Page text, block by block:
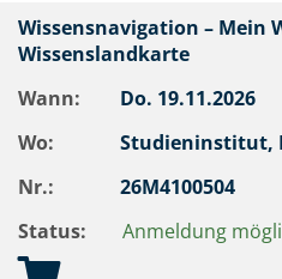
Wissensnavigation – Mein
Wissenslandkarte
Wann:
Do. 19.11.2026
Wo:
Studieninstitut,
Nr.:
26M4100504
Status:
Anmeldung